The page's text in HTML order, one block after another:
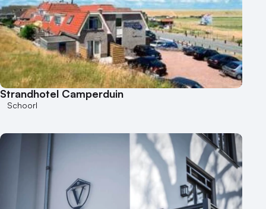
Strandhotel Camperduin
Schoorl